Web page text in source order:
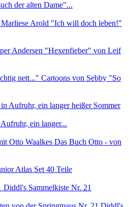
der alten Dame"...
"Ich will doch leben!"
"Hexenfieber" von Leif
Cartoons von Sebby "So
ein langer...
Das Buch Otto - von
Atlas Set 40 Teile
Diddl's Sammelkiste Nr. 21